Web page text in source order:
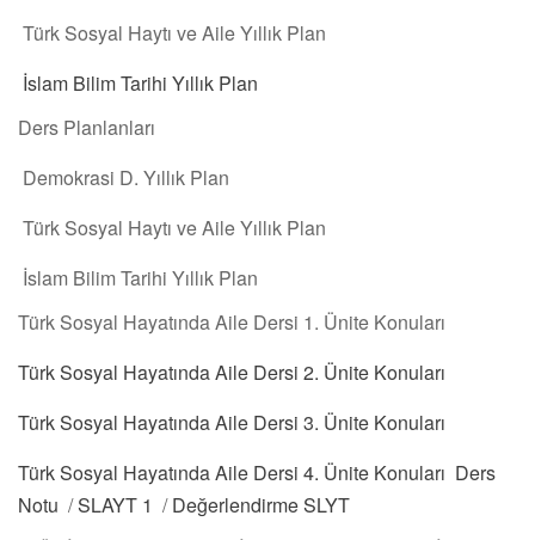
Türk Sosyal Haytı ve Aile Yıllık Plan
İslam Bilim Tarihi Yıllık Plan
Ders Planlanları
Demokrasi D. Yıllık Plan
Türk Sosyal Haytı ve Aile Yıllık Plan
İslam Bilim Tarihi Yıllık Plan
Türk Sosyal Hayatında Aile Dersi 1. Ünite Konuları
Türk Sosyal Hayatında Aile Dersi 2. Ünite Konuları
Türk Sosyal Hayatında Aile Dersi 3. Ünite Konuları
Türk Sosyal Hayatında Aile Dersi 4. Ünite Konuları Ders
Notu /SLAYT 1 /Değerlendirme SLYT